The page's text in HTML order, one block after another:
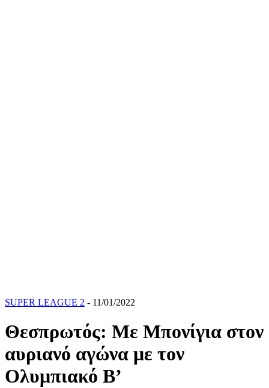
SUPER LEAGUE 2 - 11/01/2022
Θεσπρωτός: Με Μπονίγια στον
αυριανό αγώνα με τον
Ολυμπιακό Β’